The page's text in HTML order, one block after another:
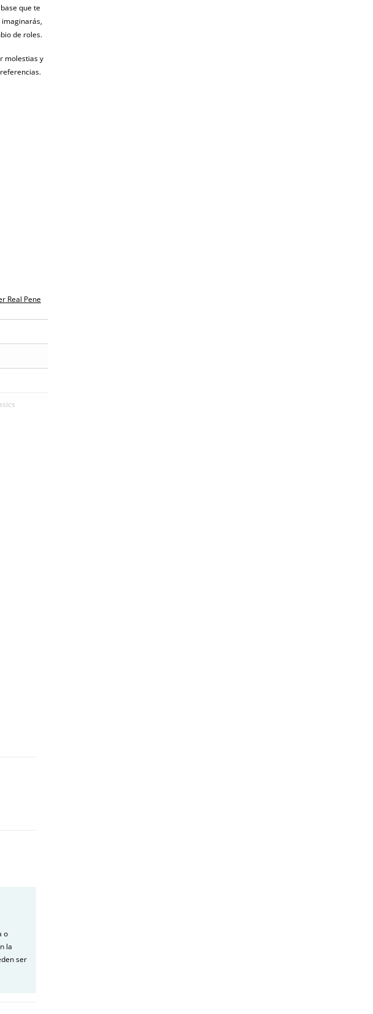
que te
imaginarás,
de roles.
molestias y
Real Pene
o
la
ser